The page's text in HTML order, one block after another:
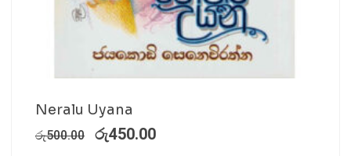
Neralu Uyana
රු500.00 රු450.00